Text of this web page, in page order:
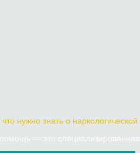
нужно знать о
— это